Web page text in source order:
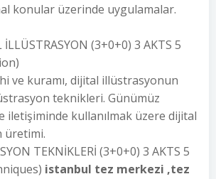
konular üzerinde uygulamalar.
İLLÜSTRASYON (3+0+0) 3 AKTS 5
ve kuramı, dijital illüstrasyonun
teknikleri. Günümüz
iletişiminde kullanılmak üzere dijital
üretimi.
TEKNİKLERİ (3+0+0) 3 AKTS 5
istanbul tez merkezi ,tez